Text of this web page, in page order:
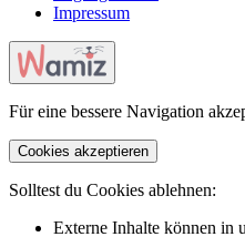
Impressum
Für eine bessere Navigation
Cookies akzeptieren
Solltest du Cookies ablehnen:
Externe Inhalte können in